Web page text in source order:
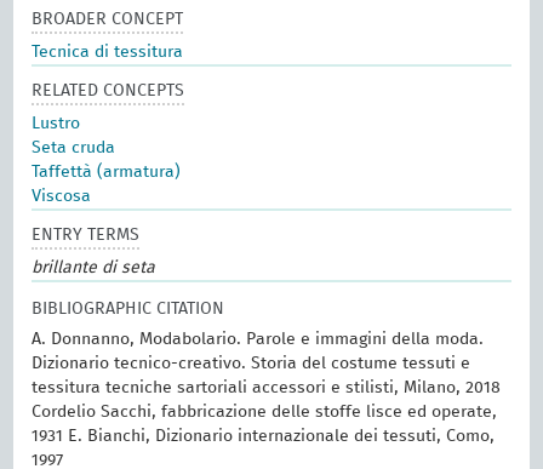
BROADER CONCEPT
Tecnica di tessitura
RELATED CONCEPTS
Lustro
Seta cruda
Taffettà (armatura)
Viscosa
ENTRY TERMS
brillante di seta
BIBLIOGRAPHIC CITATION
A. Donnanno, Modabolario. Parole e immagini della moda.
Dizionario tecnico-creativo. Storia del costume tessuti e
tessitura tecniche sartoriali accessori e stilisti, Milano, 2018
Cordelio Sacchi, fabbricazione delle stoffe lisce ed operate,
1931 E. Bianchi, Dizionario internazionale dei tessuti, Como,
1997